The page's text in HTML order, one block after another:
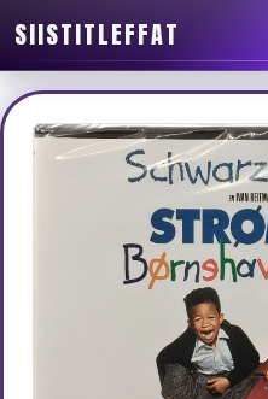
SIISTITLEFFAT